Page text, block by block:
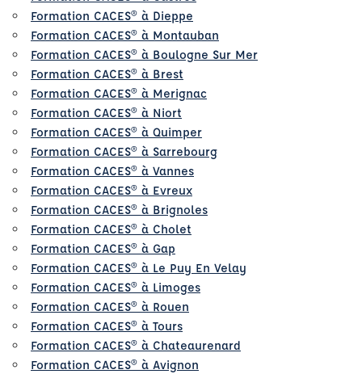
Formation CACES® à Dieppe
Formation CACES® à Montauban
Formation CACES® à Boulogne Sur Mer
Formation CACES® à Brest
Formation CACES® à Merignac
Formation CACES® à Niort
Formation CACES® à Quimper
Formation CACES® à Sarrebourg
Formation CACES® à Vannes
Formation CACES® à Evreux
Formation CACES® à Brignoles
Formation CACES® à Cholet
Formation CACES® à Gap
Formation CACES® à Le Puy En Velay
Formation CACES® à Limoges
Formation CACES® à Rouen
Formation CACES® à Tours
Formation CACES® à Chateaurenard
Formation CACES® à Avignon